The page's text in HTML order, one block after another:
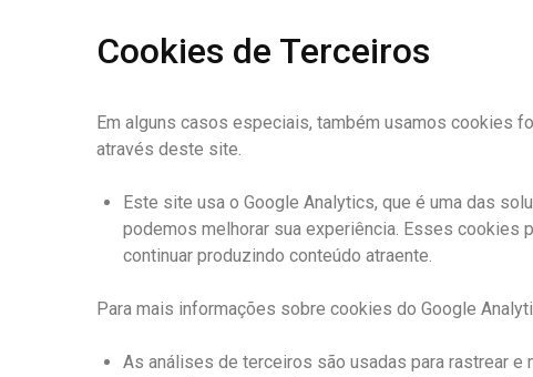
Cookies de Terceiros
Em alguns casos especiais, também usamos cookies
através deste site.
Este site usa o Google Analytics, que é uma das
podemos melhorar sua experiência. Esses cookies
continuar produzindo conteúdo atraente.
Para mais informações sobre cookies do Google
As análises de terceiros são usadas para rastrear